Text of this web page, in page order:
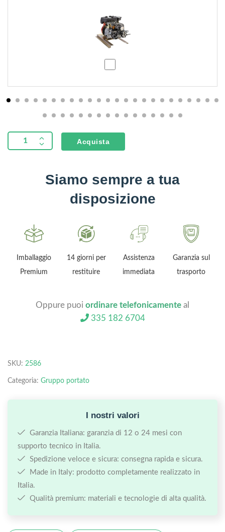
honda
gx
53
bar
Acquista
Siamo sempre a tua
disposizione
Imballaggio
Premium
14 giorni per
restituire
Assistenza
immediata
Garanzia sul
trasporto
Oppure puoi ordinare telefonicamente al
335 182 6704
SKU: 2586
Categoria: Gruppo portato
I nostri valori
Garanzia Italiana: garanzia di 12 o 24 mesi con
supporto tecnico in Italia.
Spedizione veloce e sicura: consegna rapida e sicura.
Made in Italy: prodotto completamente realizzato in
Italia.
Qualità premium: materiali e tecnologie di alta qualità.